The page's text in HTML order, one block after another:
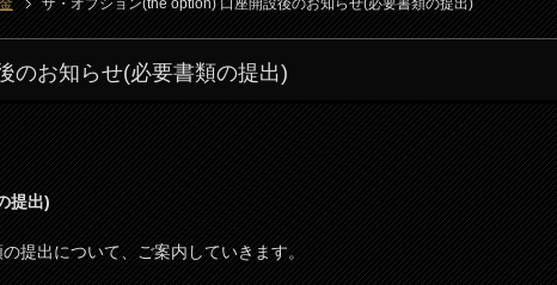
ザ・オプション(the option) 口座開設後のお知らせ(必要書類の提出)
のお知らせ(必要書類の提出)
提出)
提出について、ご案内していきます。